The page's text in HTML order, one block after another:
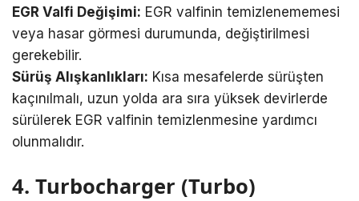
EGR Valfi Değişimi: EGR valfinin temizlenememesi
veya hasar görmesi durumunda, değiştirilmesi
gerekebilir.
Sürüş Alışkanlıkları: Kısa mesafelerde sürüşten
kaçınılmalı, uzun yolda ara sıra yüksek devirlerde
sürülerek EGR valfinin temizlenmesine yardımcı
olunmalıdır.
4. Turbocharger (Turbo)